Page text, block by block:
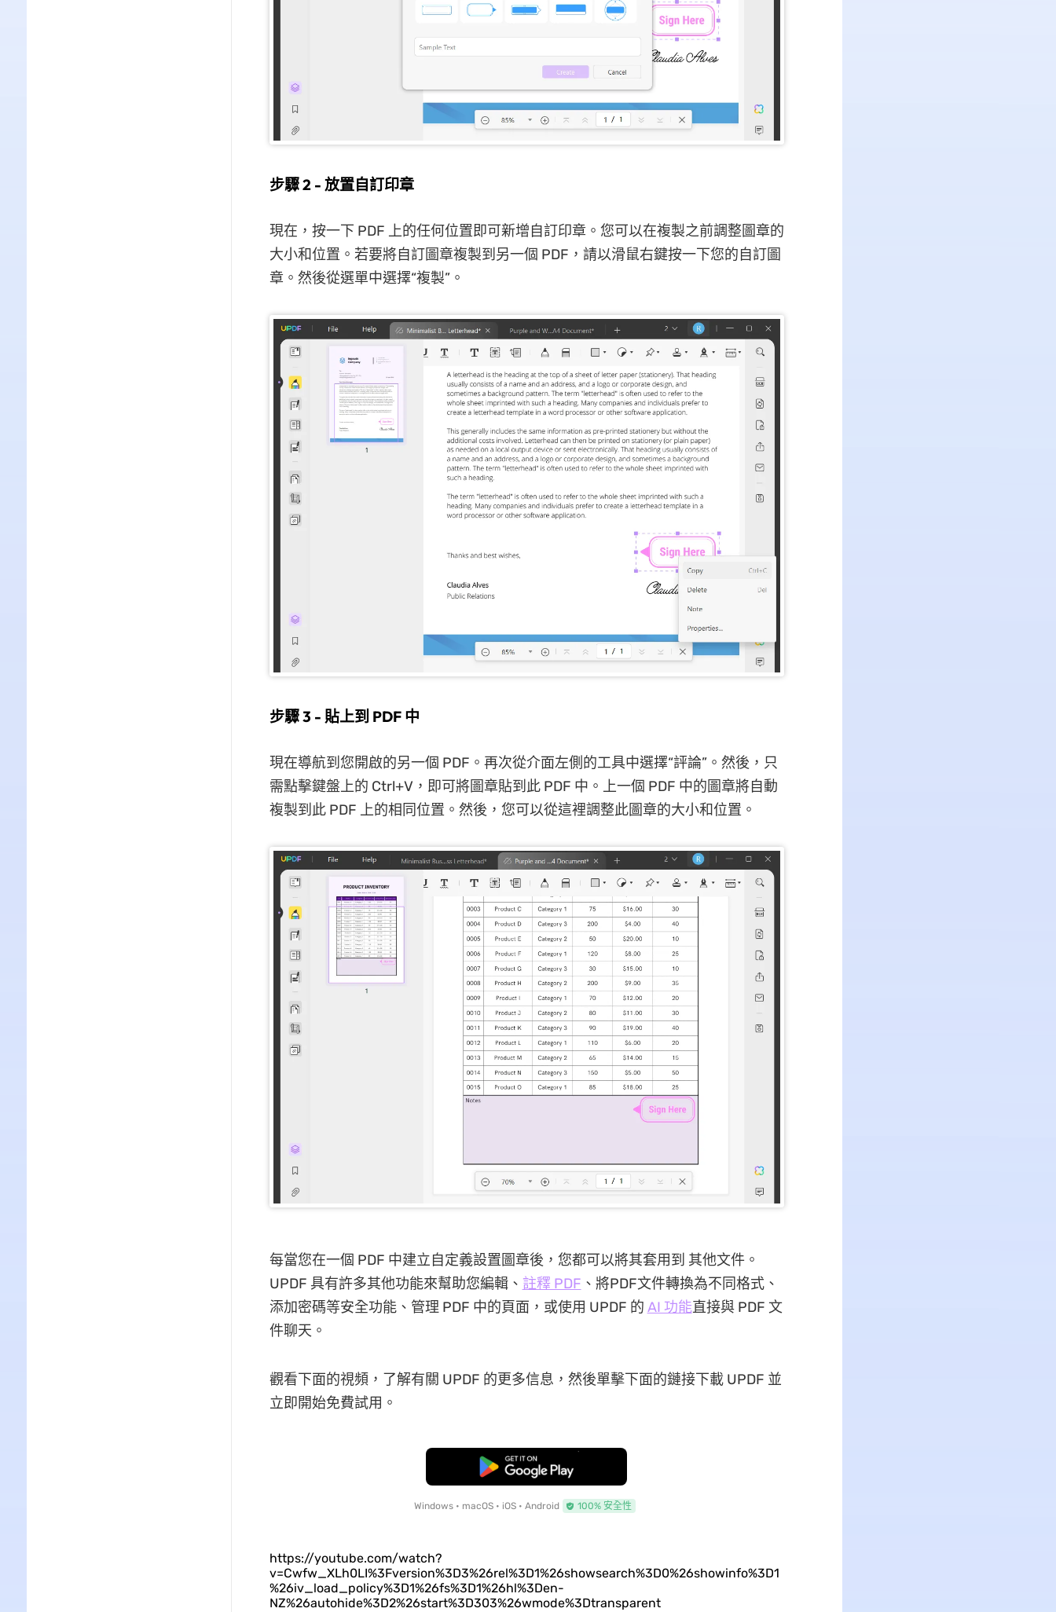
步驟 2 - 放置自訂印章
現在，按一下 PDF 上的任何位置即可新增自訂印章。您可以在複製之前調整圖章的
大小和位置。若要將自訂圖章複製到另一個 PDF，請以滑鼠右鍵按一下您的自訂圖
章。然後從選單中選擇“複製”。
步驟 3 - 貼上到 PDF 中
現在導航到您開啟的另一個 PDF。再次從介面左側的工具中選擇“評論”。然後，只
需點擊鍵盤上的 Ctrl+V，即可將圖章貼到此 PDF 中。上一個 PDF 中的圖章將自動
複製到此 PDF 上的相同位置。然後，您可以從這裡調整此圖章的大小和位置。
每當您在一個 PDF 中建立自定義設置圖章後，您都可以將其套用到 其他文件。
UPDF 具有許多其他功能來幫助您編輯、 註釋 PDF 、將PDF文件轉換為不同格式、
添加密碼等安全功能、管理 PDF 中的頁面，或使用 UPDF 的 AI 功能直接與 PDF 文
件聊天。
觀看下面的視頻，了解有關 UPDF 的更多信息，然後單擊下面的鏈接下載 UPDF 並
立即開始免費試用。
免費下載
Windows • macOS • iOS • Android 100% 安全性
https://youtube.com/watch?
v=Cwfw_XLh0LI%3Fversion%3D3%26rel%3D1%26showsearch%3D0%26showinfo%3D1
%26iv_load_policy%3D1%26fs%3D1%26hl%3Den-
NZ%26autohide%3D2%26start%3D303%26wmode%3Dtransparent